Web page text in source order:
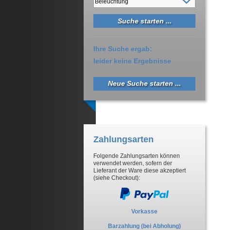
Ihre Suche ergab:
leider keine Ergebnisse
Neue Suche starten ...
Zahlungsarten
Folgende Zahlungsarten können
verwendet werden, sofern der
Lieferant der Ware diese akzeptiert
(siehe Checkout):
Vorkasse
Barzahlung (bei Abholung)